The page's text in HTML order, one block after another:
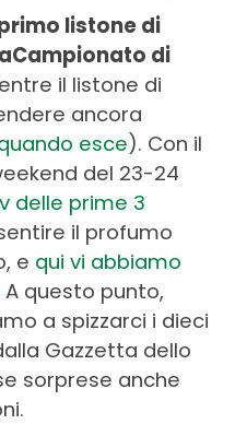
listone di
di
il listone di
ancora
esce). Con il
del 23-24
delle prime 3
il profumo
e qui vi abbiamo
A questo punto,
a spizzarci i dieci
Gazzetta dello
sorprese anche